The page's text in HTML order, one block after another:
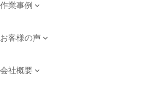
作業事例 
お客様の声 
会社概要 